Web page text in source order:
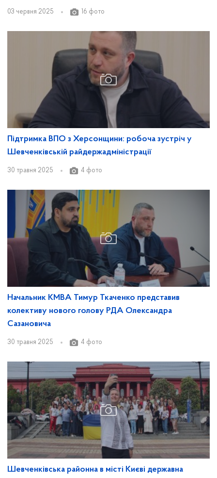
03 червня 2025 16 фото
Підтримка ВПО з Херсонщини: робоча зустріч у
Шевченківській райдержадміністрації
30 травня 2025 4 фото
Начальник КМВА Тимур Ткаченко представив
колективу нового голову РДА Олександра
Сазановича
30 травня 2025 4 фото
Шевченківська районна в місті Києві державна